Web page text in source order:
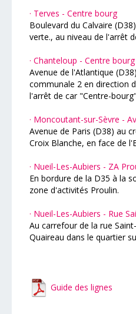
· Terves - Centre bourg
Boulevard du Calvaire
verte., au niveau de l'arrêt
· Chanteloup - Centre bourg
Avenue de l'Atlantique
communale 2 en direction
l'arrêt de car "Centre-bourg"
· Moncoutant-sur-Sèvre -
Avenue de Paris (D38) au
Croix Blanche, en face de
· Nueil-Les-Aubiers - ZA
En bordure de la D35 à la
zone d'activités Proulin.
· Nueil-Les-Aubiers - Rue
Au carrefour de la rue
Quaireau dans le quartier
Guide des lignes